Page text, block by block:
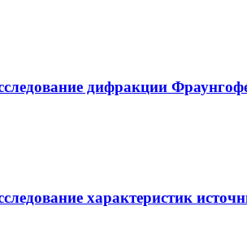
дифракции
характеристик